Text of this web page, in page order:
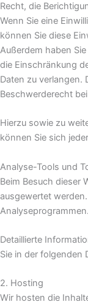
Recht, die
Wenn Sie eine
können Sie diese
Außerdem haben
die Einschränkung
Daten zu verlangen.
Beschwerderecht
Hierzu sowie zu
können Sie sich
Analyse-Tools und
Beim Besuch dieser
ausgewertet
Analyseprogrammen.
Detaillierte
Sie in der folgenden
2. Hosting
Wir hosten die